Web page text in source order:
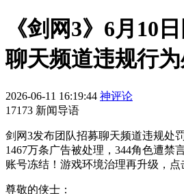
《剑网3》6月10
聊天频道违规行
2026-06-11 16:19:44 神评论
17173 新闻导语
剑网3发布团队招募聊天频道违规处
1467万条广告被处理，344角色遭禁
账号冻结！游戏环境治理再升级，点
尊敬的侠士：